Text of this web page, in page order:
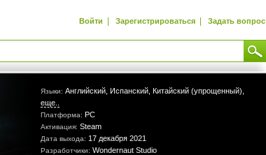
Войти | Зарегистрироваться | Задать вопрос
Языки: Английский, Испанский, Китайский (упрощенный),
еще..
Платформа: PC
Активация: Steam
Дата выхода: 17 декабря 2021
Разработчики: Wondernaut Studio